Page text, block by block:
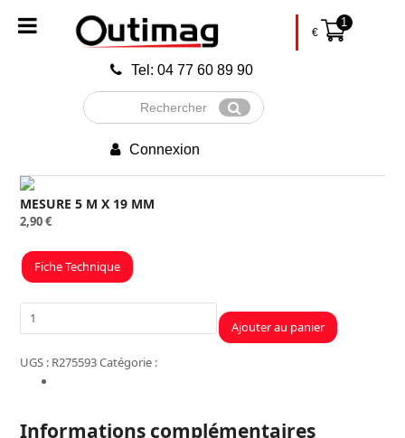
Tel: 04 77 60 89 90
Rechercher
Envoyer
Connexion
€
1
MESURE 5 M X 19 MM
2,90€
Fiche Technique
quantité
de
5
19
Ajouter au panier
UGS : R275593Catégorie :
Informations complémentaires